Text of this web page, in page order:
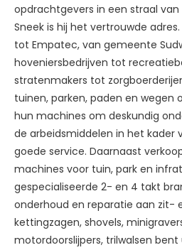
opdrachtgevers in een straal van
Sneek is hij het vertrouwde
tot Empatec, van gemeente
hoveniersbedrijven tot
stratenmakers tot
tuinen, parken, paden en wegen
hun machines om deskundig
de arbeidsmiddelen in het kader
goede service. Daarnaast
machines voor tuin, park en
gespecialiseerde 2- en 4 takt
onderhoud en reparatie aan zit-
kettingzagen, shovels,
motordoorslijpers, trilwalsen bent